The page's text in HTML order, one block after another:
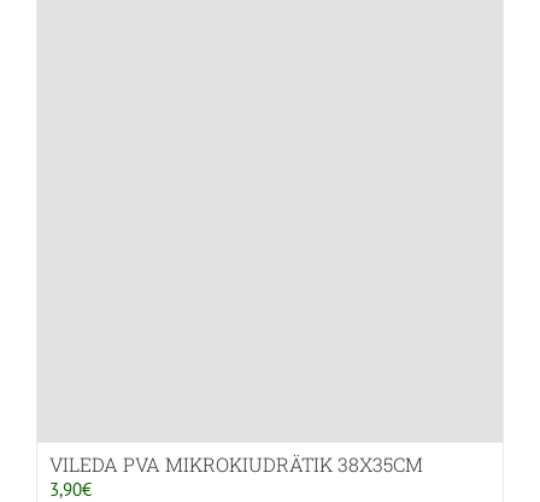
VILEDA PVA MIKROKIUDRÄTIK 38X35CM
3,90€